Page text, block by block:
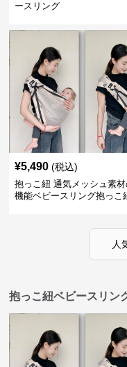
ースリング
¥5,490 (税込)
抱っこ紐 通気メッシュ素材
機能ベビースリング抱っこ
人
抱っこ紐ベビースリン